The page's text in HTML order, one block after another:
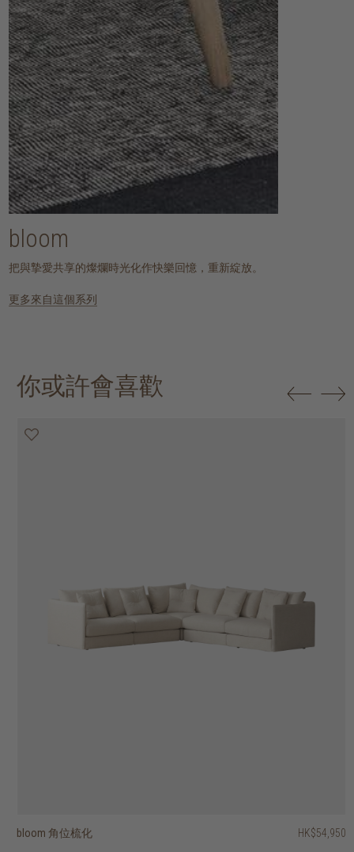
bloom
把與摯愛共享的燦爛時光化作快樂回憶，重新綻放。
更多來自這個系列
你或許會喜歡
bloom 角位梳化 HK$54,950
dane 兩座位梳化 HK$13,450
otis 扶手椅 HK$5,950
barrow 兩座位梳化 HK$13,950
puff 兩座位梳化 HK$11,950
cozi 扶手椅 HK$7,950
bloom L型梳化 - 右 HK$38,450
bloom L型梳化 - 左 HK$38,450
ease 扶手椅 HK$5,950
easy time 三座位梳化 HK$22,450